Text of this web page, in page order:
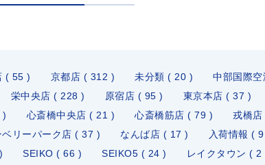
( 55 ) 京都店 ( 312 ) 未分類 ( 20 ) 中部国際
栄中央店 ( 228 ) 原宿店 ( 95 ) 東京本店 ( 37 )
)
心斎橋中央店 ( 21 ) 心斎橋筋店 ( 79 ) 戎橋
リーパーク店 ( 37 )
なんば店 ( 17 ) 入荷情報 (
SEIKO ( 66 ) SEIKO5 ( 24 ) レイクタウン ( 2